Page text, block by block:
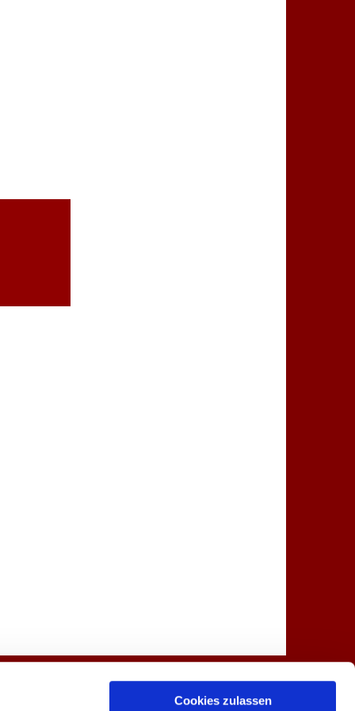
Cookies zulassen
Kontakt